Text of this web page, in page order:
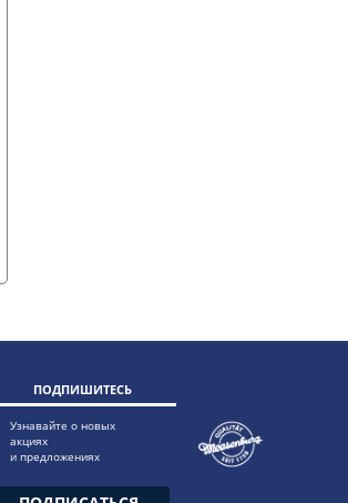
ПОДПИШИТЕСЬ
Узнавайте о новых
акциях
и предложениях